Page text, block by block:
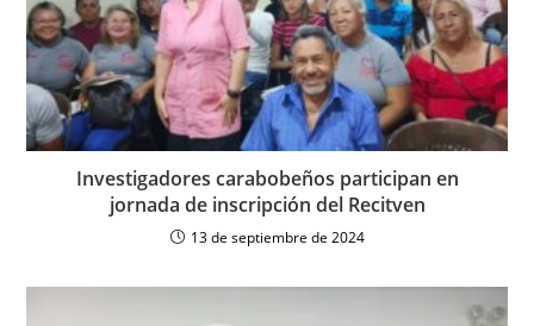
Investigadores carabobeños participan en
jornada de inscripción del Recitven
13 de septiembre de 2024